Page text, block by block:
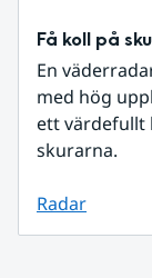
Få koll på
En
med hög
ett värdefullt
skurarna.
Radar